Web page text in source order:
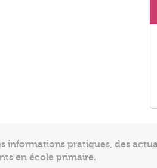
informations pratiques, des
en école primaire.